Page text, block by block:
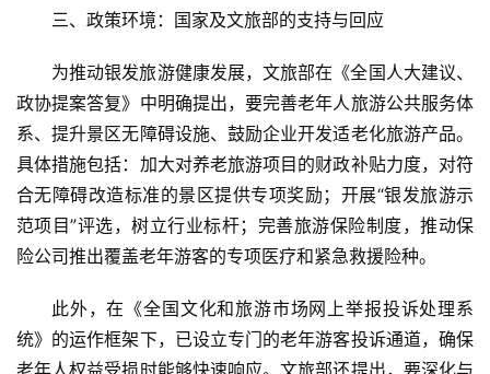
三、政策环境：国家及文旅部的支持与回应
为推动银发旅游健康发展，文旅部在《全国人大建议、
政协提案答复》中明确提出，要完善老年人旅游公共服务体
系、提升景区无障碍设施、鼓励企业开发适老化旅游产品。
具体措施包括：加大对养老旅游项目的财政补贴力度，对符
合无障碍改造标准的景区提供专项奖励；开展“银发旅游示
范项目”评选，树立行业标杆；完善旅游保险制度，推动保
险公司推出覆盖老年游客的专项医疗和紧急救援险种。
此外，在《全国文化和旅游市场网上举报投诉处理系
统》的运作框架下，已设立专门的老年游客投诉通道，确保